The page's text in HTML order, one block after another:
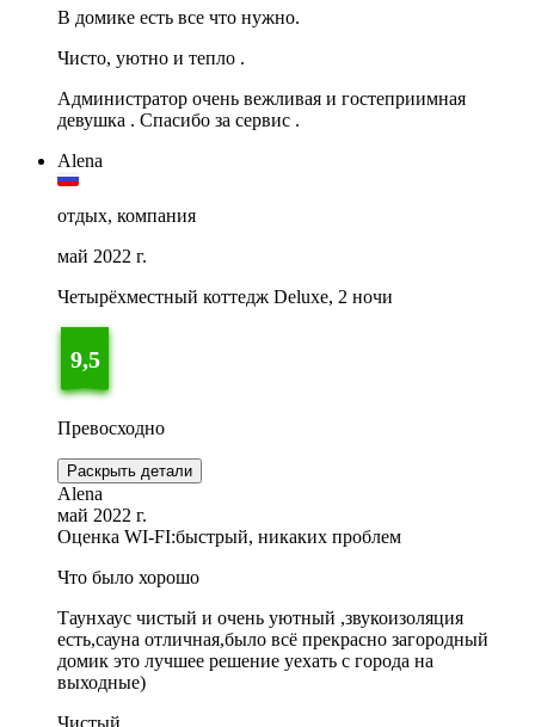
В домике есть все что нужно.
Чисто, уютно и тепло .
Администратор очень вежливая и гостеприимная
девушка . Спасибо за сервис .
Alena
отдых, компания
май 2022 г.
Четырёхместный коттедж Deluxe, 2 ночи
9,5
Превосходно
Раскрыть детали
Alena
май 2022 г.
Оценка WI-FI:быстрый, никаких проблем
Что было хорошо
Таунхаус чистый и очень уютный ,звукоизоляция
есть,сауна отличная,было всё прекрасно загородный
домик это лучшее решение уехать с города на
выходные)
Чистый